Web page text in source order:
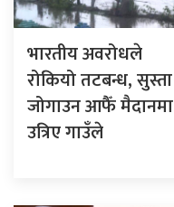
भारतीय अवरोधले
रोकियो तटबन्ध, सुस्ता
जोगाउन आफैँ मैदानमा
उत्रिए गाउँले